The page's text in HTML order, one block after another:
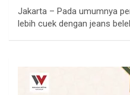
Jakarta – Pada umumnya
lebih cuek dengan jeans